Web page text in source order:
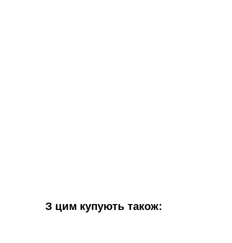
З цим купують також: